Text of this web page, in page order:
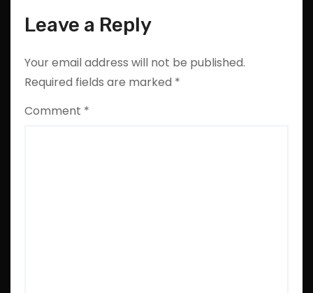
Leave a Reply
Your email address will not be published.
Required fields are marked *
Comment *